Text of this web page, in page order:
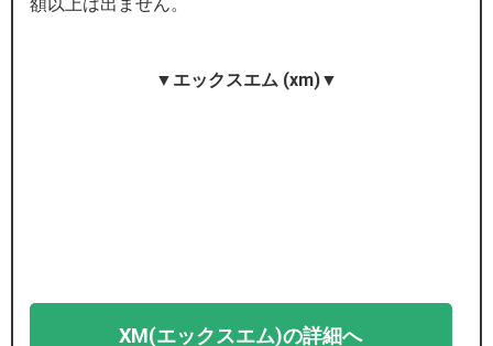
▼エックスエム (xm)▼
XM(エックスエム)の詳細へ